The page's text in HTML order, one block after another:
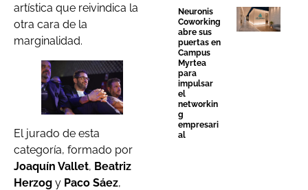
artística que reivindica la
otra cara de la
marginalidad.
El jurado de esta
categoría, formado por
Joaquín Vallet, Beatriz
Herzog y Paco Sáez,
Neuronis
Coworking
abre sus
puertas en
Campus
Myrtea
para
impulsar
el
networkin
g
empresari
al